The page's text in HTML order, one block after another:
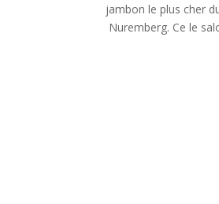
jambon le plus cher
Nuremberg. Ce le